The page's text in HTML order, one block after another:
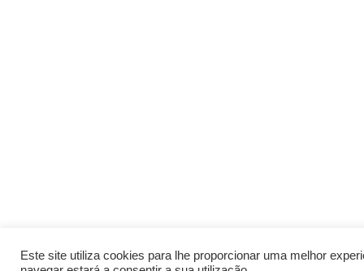
Este site utiliza cookies para lhe proporcionar uma melhor